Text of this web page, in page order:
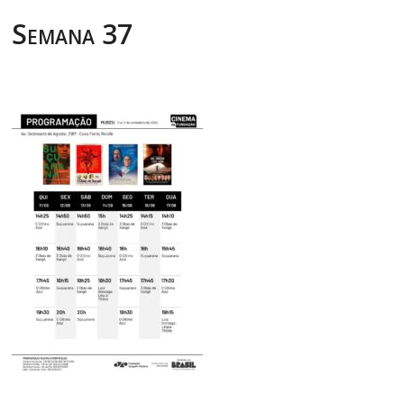
Semana 37